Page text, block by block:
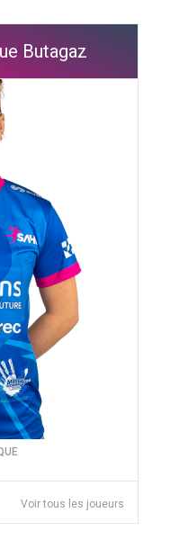
Butagaz
Voir tous les joueurs